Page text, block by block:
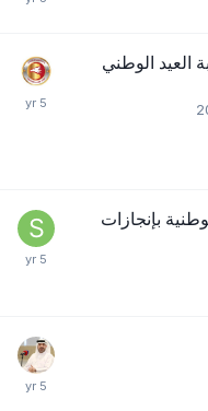
العيد الوطني
بإنجازات